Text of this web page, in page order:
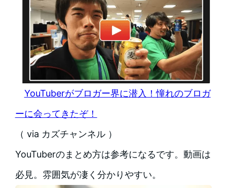
YouTuberがブロガー界に潜入！憧れのブロガ
ーに会ってきたぞ！
（ via カズチャンネル ）
YouTuberのまとめ方は参考になるです。動画は
必見。雰囲気が凄く分かりやすい。